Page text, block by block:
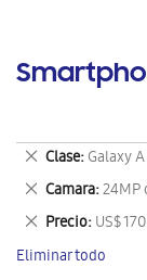
Clase Galaxy A
Eliminar
este
artículo
Camara 24MP
Eliminar
este
artículo
Precio US$
Eliminar
este
artículo
Eliminar todo